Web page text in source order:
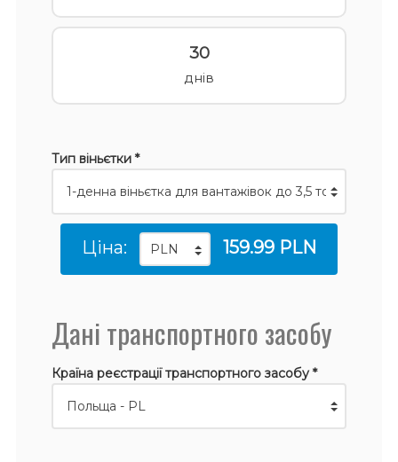
30
днів
Тип віньєтки *
Ціна: 159.99 PLN
Дані транспортного засобу
Країна реєстрації транспортного засобу *